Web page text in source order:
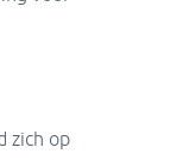
zich op